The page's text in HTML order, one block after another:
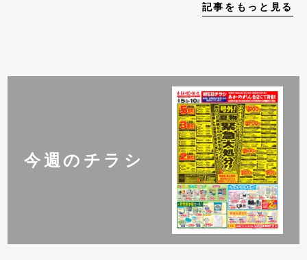
記事をもっと見る
今週のチラシ